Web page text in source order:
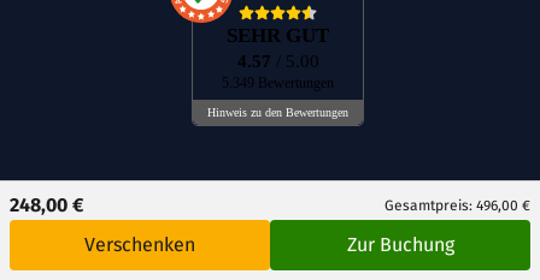
248,00 € Gesamtpreis: 496,00 €
Verschenken Zur Buchung
SEHR GUT
4.57 / 5.00
5.349 Bewertungen
Hinweis zu den Bewertungen